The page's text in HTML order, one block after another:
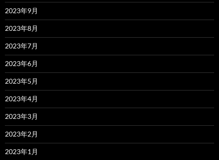
2023年9月
2023年8月
2023年7月
2023年6月
2023年5月
2023年4月
2023年3月
2023年2月
2023年1月